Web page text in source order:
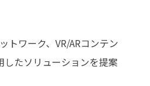
ワーク、VR/ARコンテン
したソリューションを提案